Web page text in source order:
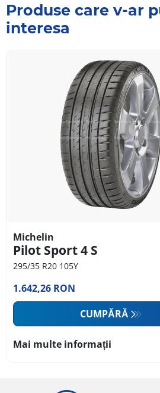
Produse care v-ar
interesa
Michelin
Pilot Sport 4 S
295/35 R20 105Y
1.642,26 RON
CUMPĂRĂ
Mai multe informații